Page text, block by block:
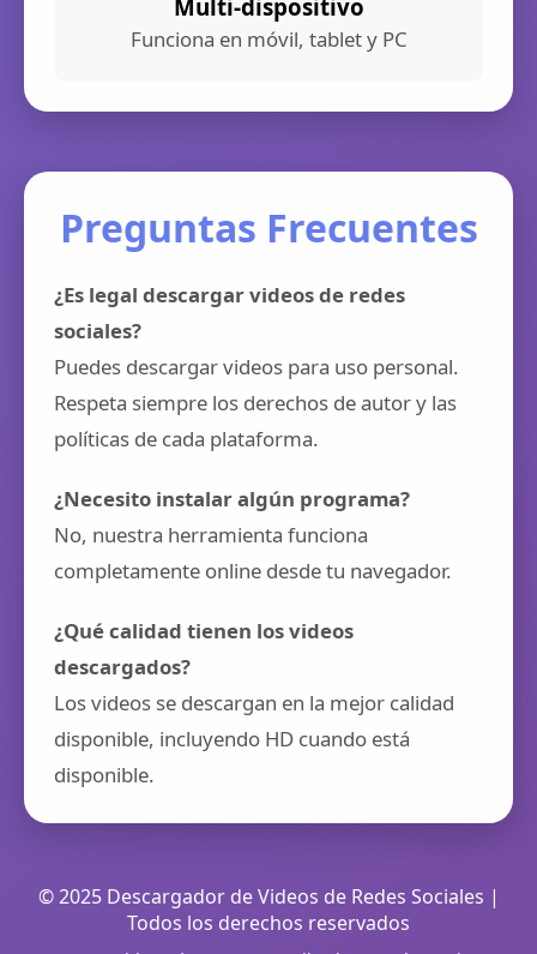
Multi-dispositivo
Funciona en móvil, tablet y PC
Preguntas Frecuentes
¿Es legal descargar videos de redes
sociales?
Puedes descargar videos para uso personal.
Respeta siempre los derechos de autor y las
políticas de cada plataforma.
¿Necesito instalar algún programa?
No, nuestra herramienta funciona
completamente online desde tu navegador.
¿Qué calidad tienen los videos
descargados?
Los videos se descargan en la mejor calidad
disponible, incluyendo HD cuando está
disponible.
© 2025 Descargador de Videos de Redes Sociales |
Todos los derechos reservados